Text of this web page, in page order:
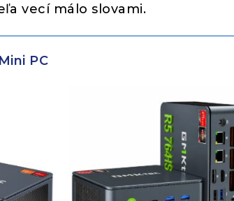
vecí málo slovami.
PC